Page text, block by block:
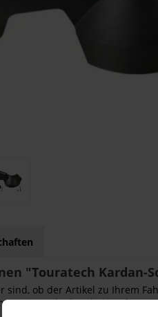
"Touratech Kardan-
sind, ob der Artikel zu Ihrem
Sie auch, dass bei